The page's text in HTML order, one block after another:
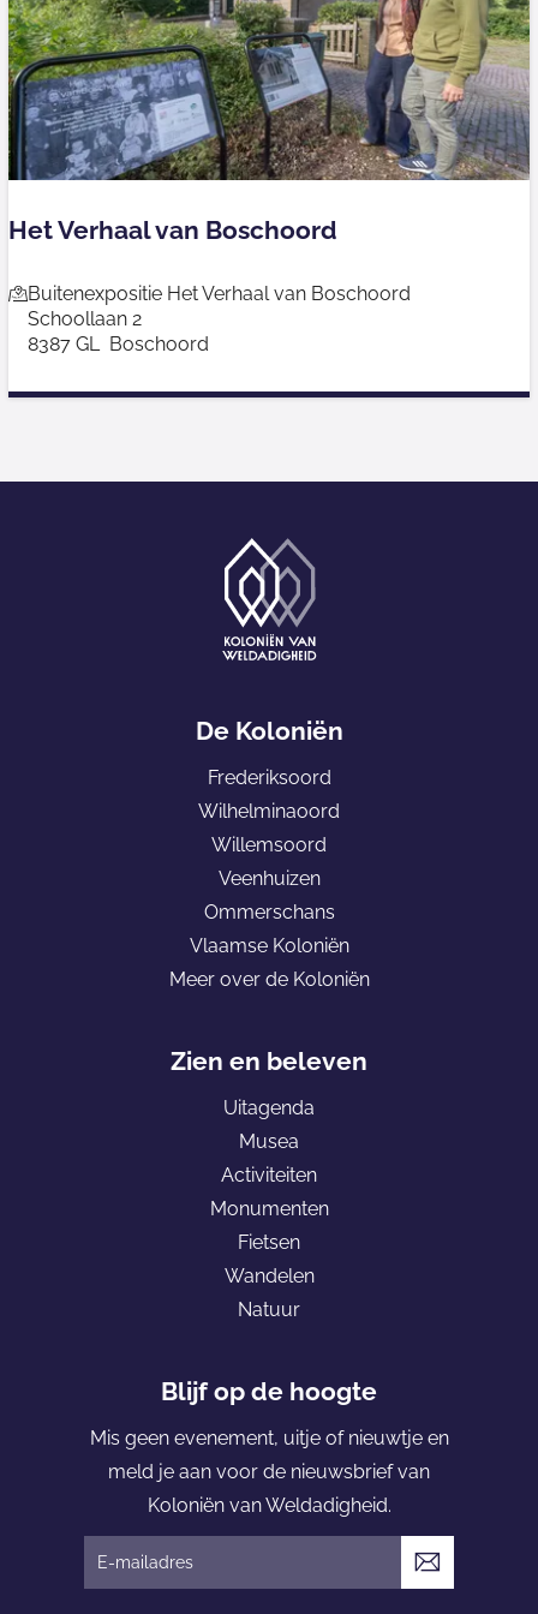
o
o
d
s
Het Verhaal van Boschoord
H
V
Buitenexpositie Het Verhaal van Boschoord
Schoollaan 2
8387 GL Boschoord
a
n
a
a
r
d
e
h
o
e
a
g
e
K
o
l
o
i
n
v
a
W
De Koloniën
Frederiksoord
Wilhelminaoord
Willemsoord
Veenhuizen
Ommerschans
Vlaamse Koloniën
Meer over de Koloniën
Zien en beleven
Uitagenda
Musea
Activiteiten
Monumenten
Fietsen
Wandelen
Natuur
Blijf op de hoogte
Mis geen evenement, uitje of nieuwtje en
meld je aan voor de nieuwsbrief van
Koloniën van Weldadigheid.
V
e